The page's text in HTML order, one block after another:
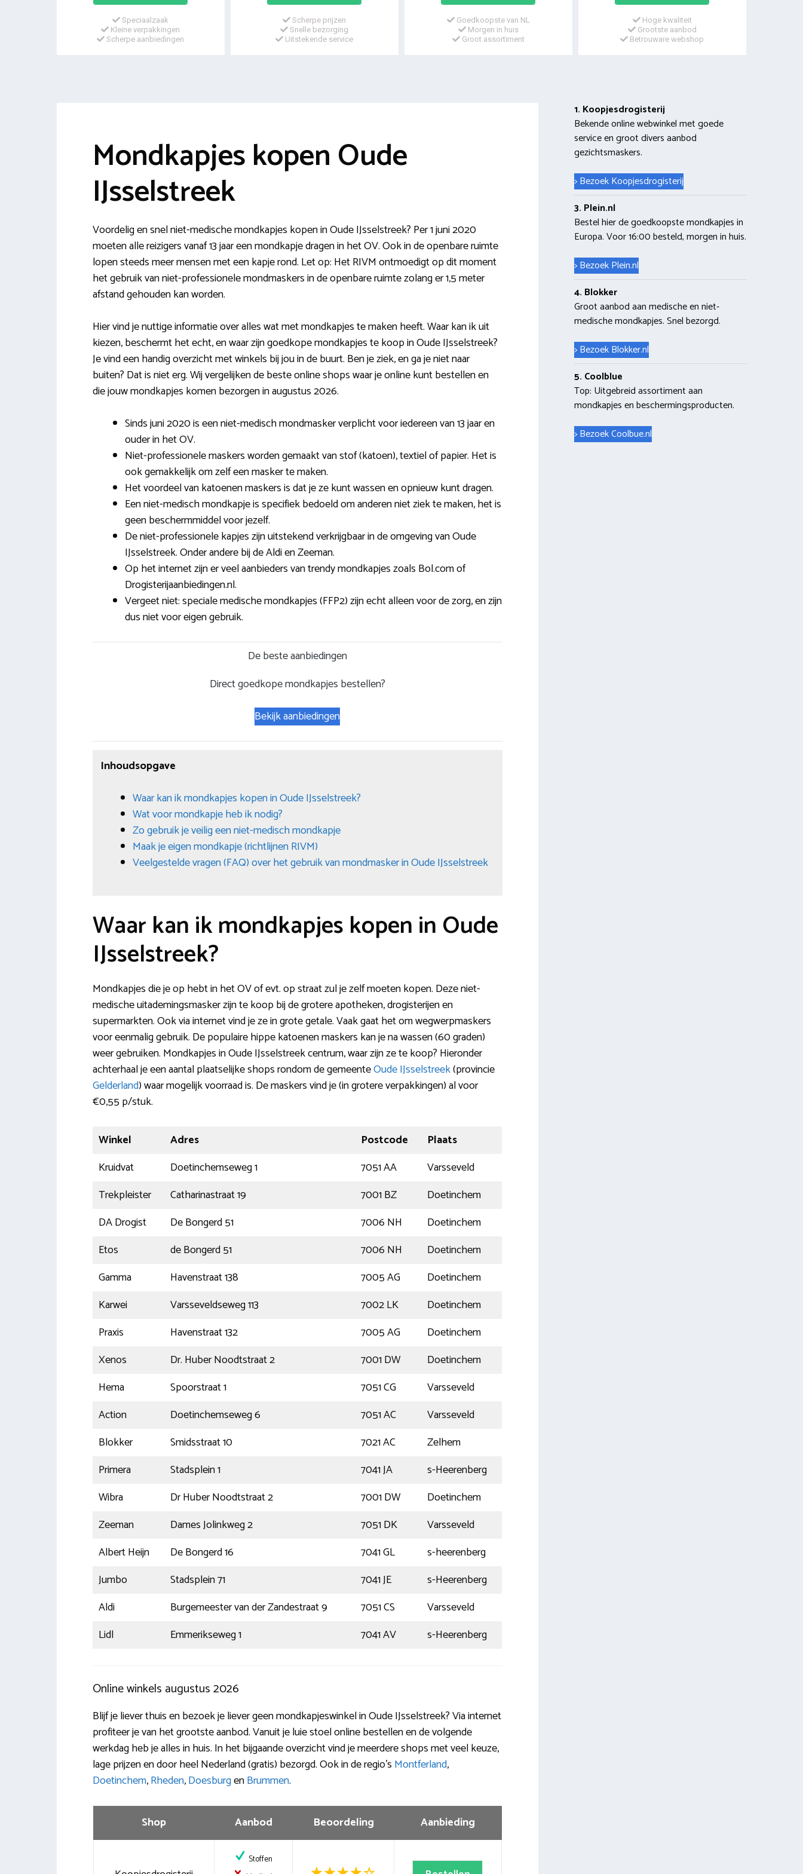
Speciaalzaak
Kleine verpakkingen
Scherpe aanbiedingen
Scherpe prijzen
Snelle bezorging
Uitstekende service
Goedkoopste van NL
Morgen in huis
Groot assortiment
Hoge kwaliteit
Grootste aanbod
Betrouware webshop
Mondkapjes kopen Oude
IJsselstreek
Voordelig en snel niet-medische mondkapjes kopen in Oude IJsselstreek? Per 1 juni 2020
moeten alle reizigers vanaf 13 jaar een mondkapje dragen in het OV. Ook in de openbare ruimte
lopen steeds meer mensen met een kapje rond. Let op: Het RIVM ontmoedigt op dit moment
het gebruik van niet-professionele mondmaskers in de openbare ruimte zolang er 1,5 meter
afstand gehouden kan worden.
Hier vind je nuttige informatie over alles wat met mondkapjes te maken heeft. Waar kan ik uit
kiezen, beschermt het echt, en waar zijn goedkope mondkapjes te koop in Oude IJsselstreek?
Je vind een handig overzicht met winkels bij jou in de buurt. Ben je ziek, en ga je niet naar
buiten? Dat is niet erg. Wij vergelijken de beste online shops waar je online kunt bestellen en
die jouw mondkapjes komen bezorgen in augustus 2026.
Sinds juni 2020 is een niet-medisch mondmasker verplicht voor iedereen van 13 jaar en
ouder in het OV.
Niet-professionele maskers worden gemaakt van stof (katoen), textiel of papier. Het is
ook gemakkelijk om zelf een masker te maken.
Het voordeel van katoenen maskers is dat je ze kunt wassen en opnieuw kunt dragen.
Een niet-medisch mondkapje is specifiek bedoeld om anderen niet ziek te maken, het is
geen beschermmiddel voor jezelf.
De niet-professionele kapjes zijn uitstekend verkrijgbaar in de omgeving van Oude
IJsselstreek. Onder andere bij de Aldi en Zeeman.
Op het internet zijn er veel aanbieders van trendy mondkapjes zoals Bol.com of
Drogisterijaanbiedingen.nl.
Vergeet niet: speciale medische mondkapjes (FFP2) zijn echt alleen voor de zorg, en zijn
dus niet voor eigen gebruik.
De beste aanbiedingen
Direct goedkope mondkapjes bestellen?
Bekijk aanbiedingen
Inhoudsopgave
Waar kan ik mondkapjes kopen in Oude IJsselstreek?
Wat voor mondkapje heb ik nodig?
Zo gebruik je veilig een niet-medisch mondkapje
Maak je eigen mondkapje (richtlijnen RIVM)
Veelgestelde vragen (FAQ) over het gebruik van mondmasker in Oude IJsselstreek
Waar kan ik mondkapjes kopen in Oude
IJsselstreek?
Mondkapjes die je op hebt in het OV of evt. op straat zul je zelf moeten kopen. Deze niet-
medische uitademingsmasker zijn te koop bij de grotere apotheken, drogisterijen en
supermarkten. Ook via internet vind je ze in grote getale. Vaak gaat het om wegwerpmaskers
voor eenmalig gebruik. De populaire hippe katoenen maskers kan je na wassen (60 graden)
weer gebruiken. Mondkapjes in Oude IJsselstreek centrum, waar zijn ze te koop? Hieronder
achterhaal je een aantal plaatselijke shops rondom de gemeenteOude IJsselstreek(provincie
Gelderland) waar mogelijk voorraad is. De maskers vind je (in grotere verpakkingen) al voor
€0,55 p/stuk.
Winkel Adres Postcode
Plaats
Kruidvat
Doetinchemseweg 1 7051 AA
Varsseveld
Trekpleister
Catharinastraat 19 7001 BZ
Doetinchem
DA Drogist
De Bongerd 51 7006 NH
Doetinchem
Etos
de Bongerd 51 7006 NH
Doetinchem
Gamma
Havenstraat 138 7005 AG
Doetinchem
Karwei
Varsseveldseweg 113 7002 LK
Doetinchem
Praxis
Havenstraat 132 7005 AG
Doetinchem
Xenos
Dr. Huber Noodtstraat 2 7001 DW
Doetinchem
Hema
Spoorstraat 1 7051 CG
Varsseveld
Action
Doetinchemseweg 6 7051 AC
Varsseveld
Blokker
Smidsstraat 10 7021 AC
Zelhem
Primera
Stadsplein 1 7041 JA
s-Heerenberg
Wibra
Dr Huber Noodtstraat 2 7001 DW
Doetinchem
Zeeman
Dames Jolinkweg 2 7051 DK
Varsseveld
Albert Heijn
De Bongerd 16 7041 GL
s-heerenberg
Jumbo
Stadsplein 71 7041 JE
s-Heerenberg
Aldi
Burgemeester van der Zandestraat 9 7051 CS
Varsseveld
Lidl
Emmerikseweg 1 7041 AV s-Heerenberg
Online winkels augustus 2026
Blijf je liever thuis en bezoek je liever geen mondkapjeswinkel in Oude IJsselstreek? Via internet
profiteer je van het grootste aanbod. Vanuit je luie stoel online bestellen en de volgende
werkdag heb je alles in huis. In het bijgaande overzicht vind je meerdere shops met veel keuze,
lage prijzen en door heel Nederland (gratis) bezorgd. Ook in de regio’s Montferland,
Doetinchem,Rheden,DoesburgenBrummen.
Shop Aanbod Beoordeling Aanbieding
Stoffen
1. Koopjesdrogisterij
Bekende online webwinkel met goede
service en groot divers aanbod
gezichtsmaskers.
> Bezoek Koopjesdrogisterij
3. Plein.nl
Bestel hier de goedkoopste mondkapjes in
Europa. Voor 16:00 besteld, morgen in huis.
> Bezoek Plein.nl
4. Blokker
Groot aanbod aan medische en niet-
medische mondkapjes. Snel bezorgd.
> Bezoek Blokker.nl
5. Coolblue
Top: Uitgebreid assortiment aan
mondkapjes en beschermingsproducten.
> Bezoek Coolbue.nl